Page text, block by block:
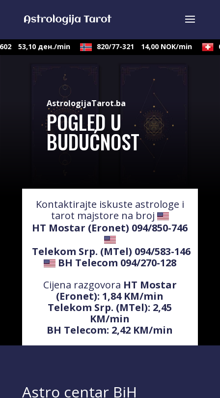
53,10 ден./min 820/77-321 14,00 NOK/min
AstrologijaTarot.ba
POGLED U
BUDUĆNOST
Kontaktirajte iskuste astrologe i
tarot majstore na broj
HT Mostar (Eronet) 094/850-746
Telekom Srp. (MTel) 094/583-146
BH Telecom 094/270-128
Cijena razgovora HT Mostar
(Eronet): 1,84 KM/min
Telekom Srp. (MTel): 2,45
KM/min
BH Telecom: 2,42 KM/min
Astro centar BiH